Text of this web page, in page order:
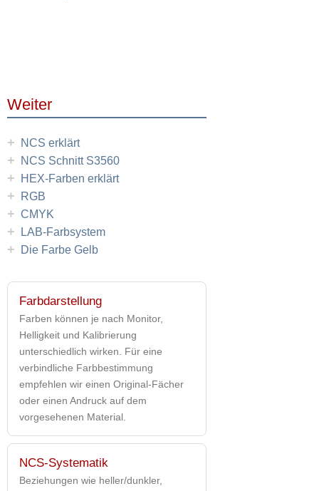
Weiter
+ NCS erklärt
+ NCS Schnitt S3560
+ HEX-Farben erklärt
+ RGB
+ CMYK
+ LAB-Farbsystem
+ Die Farbe Gelb
Farbdarstellung
Farben können je nach Monitor,
Helligkeit und Kalibrierung
unterschiedlich wirken. Für eine
verbindliche Farbbestimmung
empfehlen wir einen Original-Fächer
oder einen Andruck auf dem
vorgesehenen Material.
NCS-Systematik
Beziehungen wie heller/dunkler,